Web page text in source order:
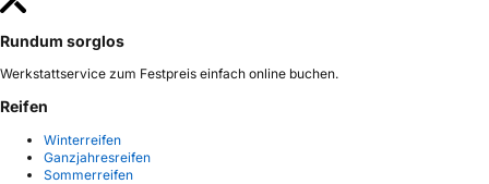
Rundum sorglos
Werkstattservice zum Festpreis einfach online buchen.
Reifen
Winterreifen
Ganzjahresreifen
Sommerreifen